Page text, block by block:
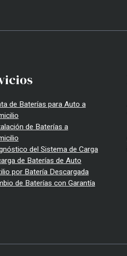
de Baterías para Auto a
de Baterías a
del Sistema de Carga
de Baterías de Auto
por Batería Descargada
de Baterías con Garantía